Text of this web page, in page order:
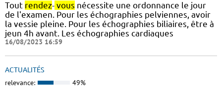
Tout rendez- vous nécessite une ordonnance le jour
de l'examen. Pour les échographies pelviennes, avoir
la vessie pleine. Pour les échographies biliaires, être à
jeun 4h avant. Les échographies cardiaques
16/08/2023 16:59
ACTUALITÉS
relevance: 49%